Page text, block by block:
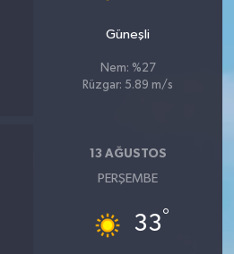
Güneşli
Nem: %27
Rüzgar: 5.89 m/s
13 AĞUSTOS
PERŞEMBE
33°